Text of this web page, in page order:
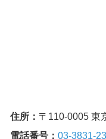
住所： 〒110-0005 東
電話番号： 03-3831-